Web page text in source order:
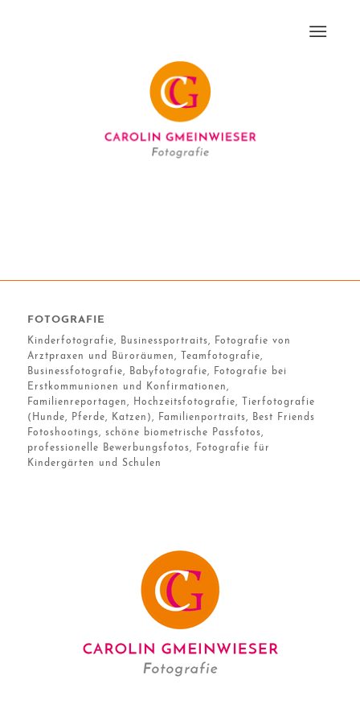
FOTOGRAFIE
Kinderfotografie, Businessportraits, Fotografie von
Arztpraxen und Büroräumen, Teamfotografie,
Businessfotografie, Babyfotografie, Fotografie bei
Erstkommunionen und Konfirmationen,
Familienreportagen, Hochzeitsfotografie, Tierfotografie
(Hunde, Pferde, Katzen), Familienportraits, Best Friends
Fotoshootings, schöne biometrische Passfotos,
professionelle Bewerbungsfotos, Fotografie für
Kindergärten und Schulen